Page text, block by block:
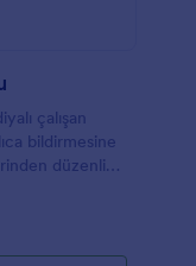
çalışan
bildirmesine
düzenli